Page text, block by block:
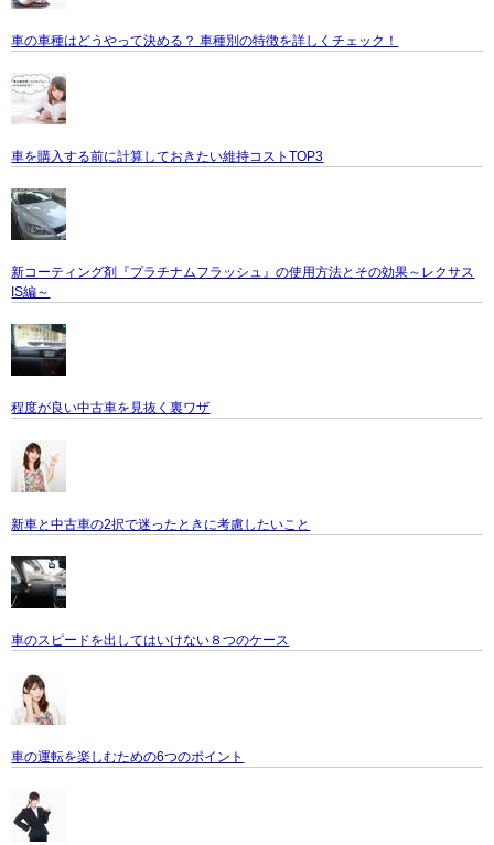
車の車種はどうやって決める？ 車種別の特徴を詳しくチェック！
車を購入する前に計算しておきたい維持コストTOP3
新コーティング剤『プラチナムフラッシュ』の使用方法とその効果～レクサス
IS編～
程度が良い中古車を見抜く裏ワザ
新車と中古車の2択で迷ったときに考慮したいこと
車のスピードを出してはいけない８つのケース
車の運転を楽しむための6つのポイント